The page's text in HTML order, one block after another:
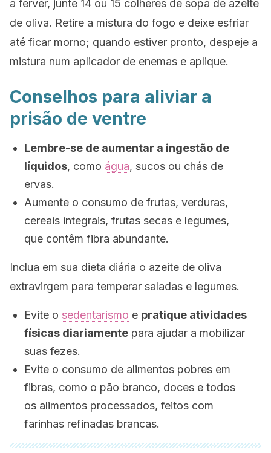
a ferver, junte 14 ou 15 colheres de sopa de azeite
de oliva. Retire a mistura do fogo e deixe esfriar
até ficar morno; quando estiver pronto, despeje a
mistura num aplicador de enemas e aplique.
Conselhos para aliviar a
prisão de ventre
Lembre-se de aumentar a ingestão de
líquidos, como água, sucos ou chás de
ervas.
Aumente o consumo de frutas, verduras,
cereais integrais, frutas secas e legumes,
que contêm fibra abundante.
Inclua em sua dieta diária o azeite de oliva
extravirgem para temperar saladas e legumes.
Evite o sedentarismo e pratique atividades
físicas diariamente para ajudar a mobilizar
suas fezes.
Evite o consumo de alimentos pobres em
fibras, como o pão branco, doces e todos
os alimentos processados, feitos com
farinhas refinadas brancas.